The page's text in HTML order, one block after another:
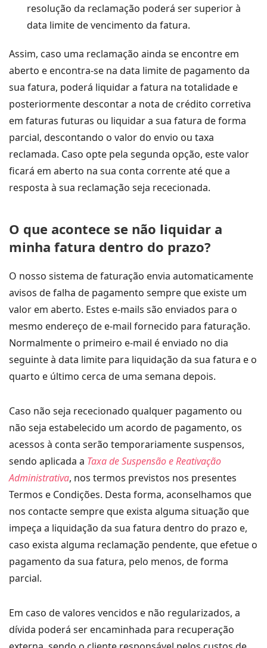
resolução da reclamação poderá ser superior à
data limite de vencimento da fatura.
Assim, caso uma reclamação ainda se encontre em
aberto e encontra-se na data limite de pagamento da
sua fatura, poderá liquidar a fatura na totalidade e
posteriormente descontar a nota de crédito corretiva
em faturas futuras ou liquidar a sua fatura de forma
parcial, descontando o valor do envio ou taxa
reclamada. Caso opte pela segunda opção, este valor
ficará em aberto na sua conta corrente até que a
resposta à sua reclamação seja rececionada.
O que acontece se não liquidar a
minha fatura dentro do prazo?
O nosso sistema de faturação envia automaticamente
avisos de falha de pagamento sempre que existe um
valor em aberto. Estes e-mails são enviados para o
mesmo endereço de e-mail fornecido para faturação.
Normalmente o primeiro e-mail é enviado no dia
seguinte à data limite para liquidação da sua fatura e o
quarto e último cerca de uma semana depois.
Caso não seja rececionado qualquer pagamento ou
não seja estabelecido um acordo de pagamento, os
acessos à conta serão temporariamente suspensos,
sendo aplicada a Taxa de Suspensão e Reativação
Administrativa, nos termos previstos nos presentes
Termos e Condições. Desta forma, aconselhamos que
nos contacte sempre que exista alguma situação que
impeça a liquidação da sua fatura dentro do prazo e,
caso exista alguma reclamação pendente, que efetue o
pagamento da sua fatura, pelo menos, de forma
parcial.
Em caso de valores vencidos e não regularizados, a
dívida poderá ser encaminhada para recuperação